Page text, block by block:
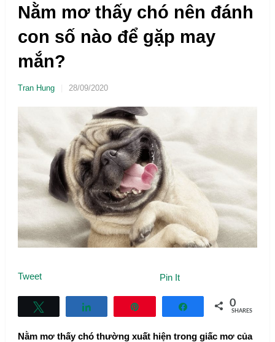
Nằm mơ thấy chó nên đánh
con số nào để gặp may
mắn?
Tran Hung 28/09/2020
Tweet Pin It
Share 0
SHARES
Nằm mơ thấy chó thường xuất hiện trong giấc mơ của